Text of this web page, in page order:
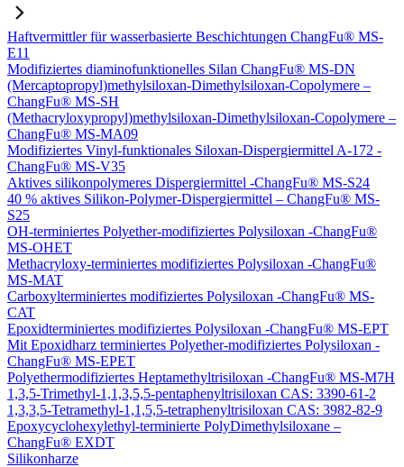
Haftvermittler für wasserbasierte Beschichtungen ChangFu® MS-
E11
Modifiziertes diaminofunktionelles Silan ChangFu® MS-DN
(Mercaptopropyl)methylsiloxan-Dimethylsiloxan-Copolymere –
ChangFu® MS-SH
(Methacryloxypropyl)methylsiloxan-Dimethylsiloxan-Copolymere –
ChangFu® MS-MA09
Modifiziertes Vinyl-funktionales Siloxan-Dispergiermittel A-172 -
ChangFu® MS-V35
Aktives silikonpolymeres Dispergiermittel -ChangFu® MS-S24
40 % aktives Silikon-Polymer-Dispergiermittel – ChangFu® MS-
S25
OH-terminiertes Polyether-modifiziertes Polysiloxan -ChangFu®
MS-OHET
Methacryloxy-terminiertes modifiziertes Polysiloxan -ChangFu®
MS-MAT
Carboxylterminiertes modifiziertes Polysiloxan -ChangFu® MS-
CAT
Epoxidterminiertes modifiziertes Polysiloxan -ChangFu® MS-EPT
Mit Epoxidharz terminiertes Polyether-modifiziertes Polysiloxan -
ChangFu® MS-EPET
Polyethermodifiziertes Heptamethyltrisiloxan -ChangFu® MS-M7H
1,3,5-Trimethyl-1,1,3,5,5-pentaphenyltrisiloxan CAS: 3390-61-2
1,3,3,5-Tetramethyl-1,1,5,5-tetraphenyltrisiloxan CAS: 3982-82-9
Epoxycyclohexylethyl-terminierte PolyDimethylsiloxane –
ChangFu® EXDT
Silikonharze